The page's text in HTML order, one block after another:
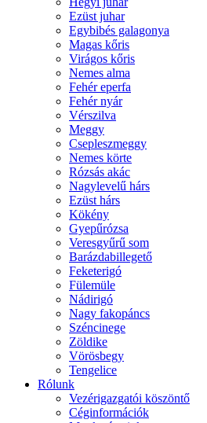
Ezüst juhar
Egybibés galagonya
Magas kőris
Virágos kőris
Nemes alma
Fehér eperfa
Fehér nyár
Vérszilva
Meggy
Csepleszmeggy
Nemes körte
Rózsás akác
Nagylevelű hárs
Ezüst hárs
Kökény
Gyepűrózsa
Veresgyűrű som
Barázdabillegető
Feketerigó
Fülemüle
Nádirigó
Nagy fakopáncs
Széncinege
Zöldike
Vörösbegy
Tengelice
Rólunk
Vezérigazgatói köszöntő
Céginformációk